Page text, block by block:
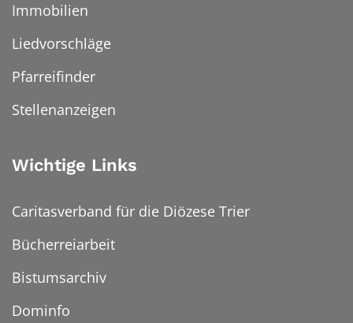
Immobilien
Liedvorschläge
Pfarreifinder
Stellenanzeigen
Wichtige Links
Caritasverband für die Diözese Trier
Bücherreiarbeit
Bistumsarchiv
Dominfo